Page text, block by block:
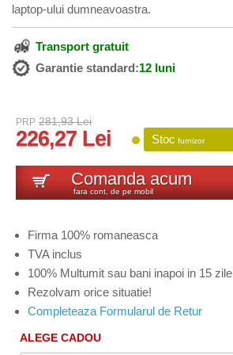
laptop-ului dumneavoastra.
Transport gratuit
Garantie standard:12 luni
PRP 281,93 Lei
226,27 Lei Stoc furnizor
Comanda acum
fara cont, de pe mobil
Firma 100% romaneasca
TVA inclus
100% Multumit sau bani inapoi in 15 zile
Rezolvam orice situatie!
Completeaza Formularul de Retur
ALEGE CADOU